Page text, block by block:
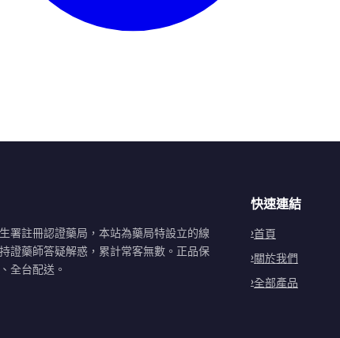
署註冊認證藥局，本站為藥局特設立的線
證藥師答疑解惑，累計常客無數。正品保
全台配送。
快速連結
首頁
關於我們
全部產品